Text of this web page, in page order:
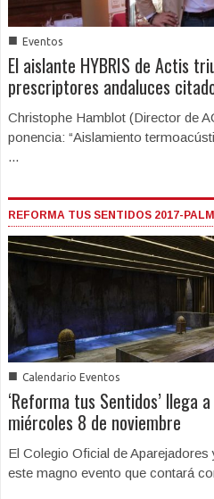
■ Eventos
El aislante HYBRIS de Actis
prescriptores andaluces
Christophe Hamblot (Director de
ponencia: “Aislamiento
...
REFORMA TUS SENTIDOS 2017-
■ Calendario Eventos
‘Reforma tus Sentidos’ llega
miércoles 8 de noviembre
El Colegio Oficial de
este magno evento que contará